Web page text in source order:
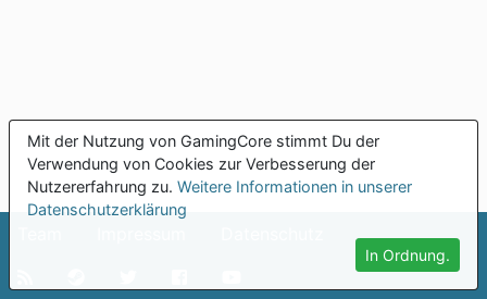
Mit der Nutzung von GamingCore stimmt Du der
Verwendung von Cookies zur Verbesserung der
Nutzererfahrung zu. Weitere Informationen in unserer
Datenschutzerklärung
In Ordnung.